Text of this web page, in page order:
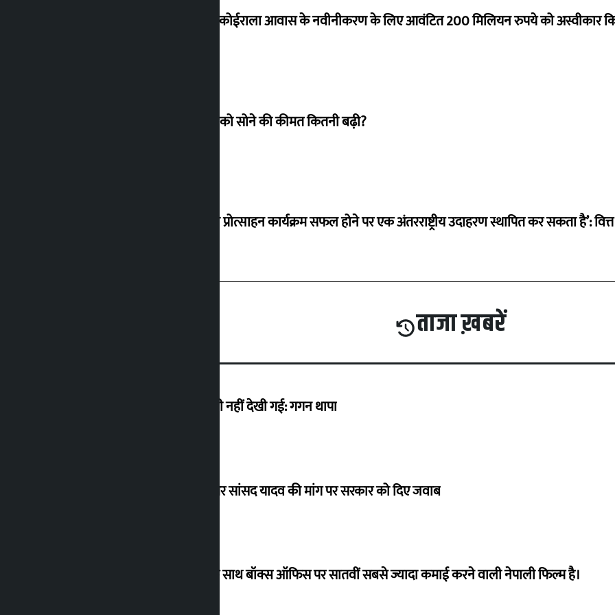
शेखर ने कोईराला आवास के नवीनीकरण के लिए आवंटित 200 मिलियन रुपये को अस्वीकार
शुक्रवार को सोने की कीमत कितनी बढ़ी?
‘करदाता प्रोत्साहन कार्यक्रम सफल होने पर एक अंतरराष्ट्रीय उदाहरण स्थापित कर सकता है’: वित्त
ताजा ख़बरें
मैं ऐसी अराजकता देख रहा हूं जो देश में कभी नहीं देखी गई: गगन थापा
विधानसभा अध्यक्ष ने ढल्केबार ट्रॉमा सेंटर पर सांसद यादव की मांग पर सरकार को दिए जवाब
‘गौंथली’ 17.75 करोड़ रुपये के कलेक्शन के साथ बॉक्स ऑफिस पर सातवीं सबसे ज्यादा कमाई करने वाली नेपाली फिल्म है।